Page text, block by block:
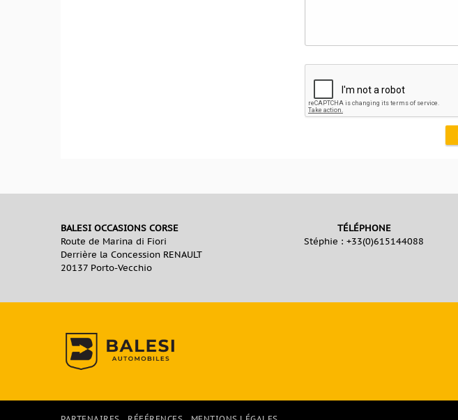
BALESI OCCASIONS CORSE
Route de Marina di Fiori
Derrière la Concession RENAULT
20137 Porto-Vecchio
TÉLÉPHONE
Stéphie : +33(0)615144088